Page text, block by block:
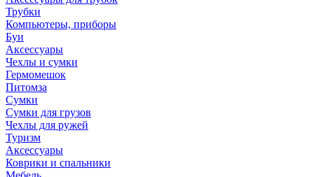
Трубки
Компьютеры, приборы
Буи
Аксессуары
Чехлы и сумки
Гермомешок
Питомза
Сумки
Сумки для грузов
Чехлы для ружей
Туризм
Аксессуары
Коврики и спальники